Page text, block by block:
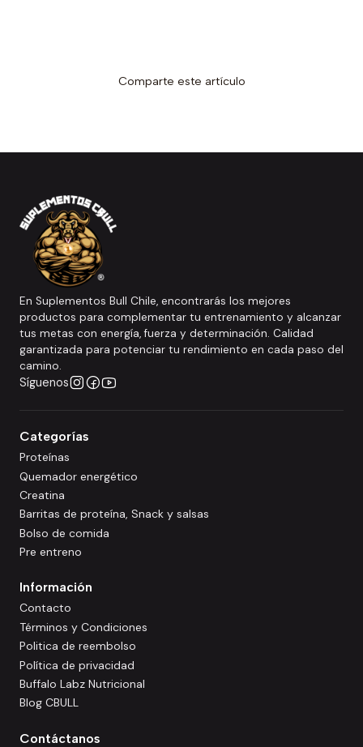
Comparte este artículo
En Suplementos Bull Chile, encontrarás los mejores
productos para complementar tu entrenamiento y alcanzar
tus metas con energía, fuerza y determinación. Calidad
garantizada para potenciar tu rendimiento en cada paso del
camino.
Síguenos
Categorías
Proteínas
Quemador energético
Creatina
Barritas de proteína, Snack y salsas
Bolso de comida
Pre entreno
Información
Contacto
Términos y Condiciones
Politica de reembolso
Política de privacidad
Buffalo Labz Nutricional
Blog CBULL
Contáctanos